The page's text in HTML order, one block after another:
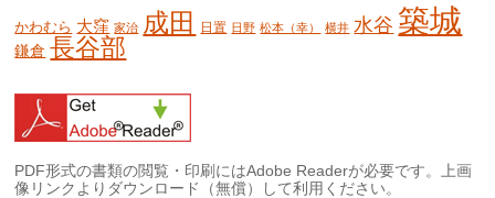
かわむら 大窪 家治 成田 日置 日野 松本（幸） 横井 水谷 築城
鎌倉 長谷部
PDF形式の書類の閲覧・印刷にはAdobe Readerが必要です。上画
像リンクよりダウンロード（無償）して利用ください。